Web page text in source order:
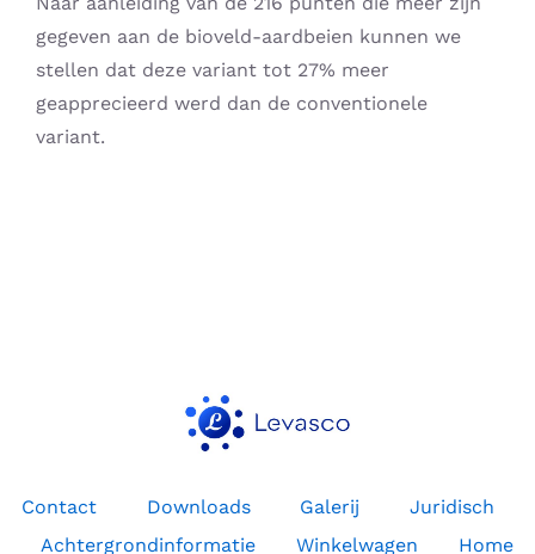
gegeven aan de bioveld-aardbeien kunnen we
stellen dat deze variant tot 27% meer
geapprecieerd werd dan de conventionele
variant.
Contact Downloads Galerij
Juridisch
Achtergrondinformatie
Winkelwagen Home